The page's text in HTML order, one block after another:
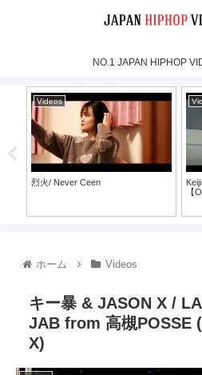
NO.1 JAPAN HIPHOP
Videos
烈火/ Never Ceen
【
ホーム Videos
キー暴 & JASON X /
JAB from 高槻POSSE
X)